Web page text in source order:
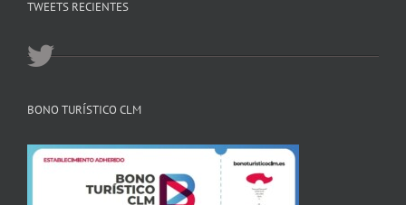
TWEETS RECIENTES
BONO TURÍSTICO CLM